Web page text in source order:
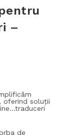
–
oferind soluții
de